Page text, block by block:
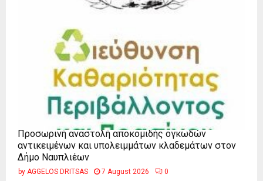
Προσωρινή αναστολή αποκομιδής ογκωδών
αντικειμένων και υπολειμμάτων κλαδεμάτων στον
Δήμο Ναυπλιέων
by AGGELOS DRITSAS 7 August 2026 0